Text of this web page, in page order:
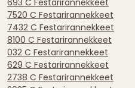
7520 C Festarirannekkeet
7432 C Festarirannekkeet
8100 C Festarirannekkeet
032 C Festarirannekkeet
629 C Festarirannekkeet
2738 C Festarirannekkeet